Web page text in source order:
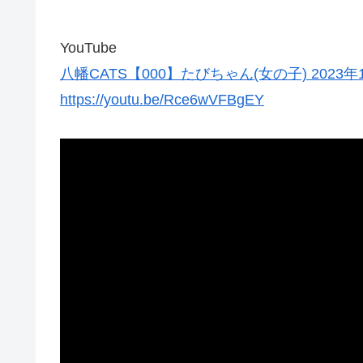
YouTube
八幡CATS【000】たびちゃん(女の子) 2023年
https://youtu.be/Rce6wVFBgEY